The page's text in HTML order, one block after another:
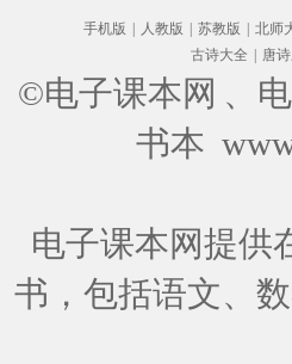
手机版 人教版 苏教版 北师
古诗大全
唐
©电子课本网 、
书本
电子课本网提供
书，包括语文、